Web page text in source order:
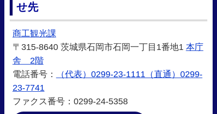
せ先
商工観光課
〒315-8640 茨城県石岡市石岡一丁目1番地1 本庁
舎 2階
電話番号：
（代表）0299-23-1111（直通）0299-
23-7741
ファクス番号：0299-24-5358